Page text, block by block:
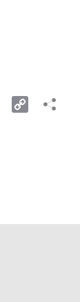
WhatsApp
Copy